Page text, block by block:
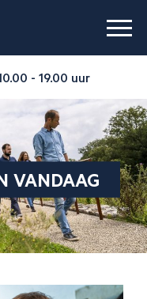
- 19.00 uur
VANDAAG